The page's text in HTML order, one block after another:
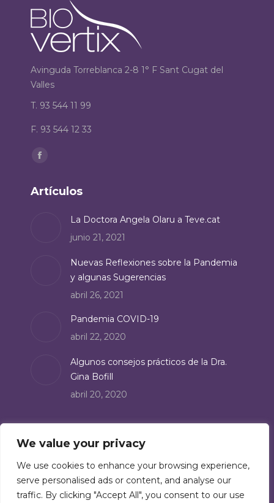
We value your privacy
We use cookies to enhance your browsing experience,
serve personalised ads or content, and analyse our
traffic. By clicking "Accept All", you consent to our use
Avinguda Torreblanca 2-8 1° F Sant Cugat del
Valles
T. 93 544 11 99
F. 93 544 12 33
Encuéntranos en:
opens
window
Artículos
La Doctora Angela Olaru a Teve.cat
junio 21, 2021
Nuevas Reflexiones sobre la Pandemia
y algunas Sugerencias
abril 26, 2021
Pandemia COVID-19
abril 22, 2020
Algunos consejos prácticos de la Dra.
Gina Bofill
abril 20, 2020
Suscríbete